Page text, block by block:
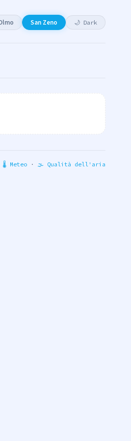
San Zeno 🌙 Dark
🌡 Meteo · 🌫 Qualità dell'aria